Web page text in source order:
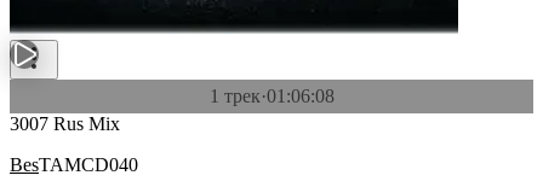
1 трек·01:06:08
3007 Rus Mix
BesTAMCD040